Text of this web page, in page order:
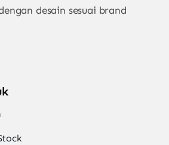
desain sesuai brand